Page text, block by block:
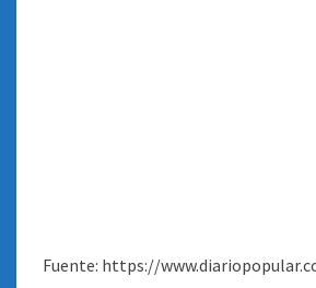
Fuente: https://